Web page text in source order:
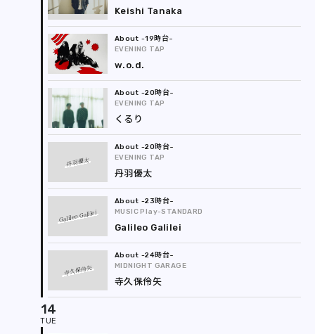
Keishi Tanaka
-19時台
EVENING TAP
w.o.d.
-20時台
EVENING TAP
くるり
丹羽優太
-20時台
EVENING TAP
丹羽優太
Galileo Galilei
-23時台
MUSIC Play-STANDARD
Galileo Galilei
寺久保伶矢
-24時台
MIDNIGHT GARAGE
寺久保伶矢
14